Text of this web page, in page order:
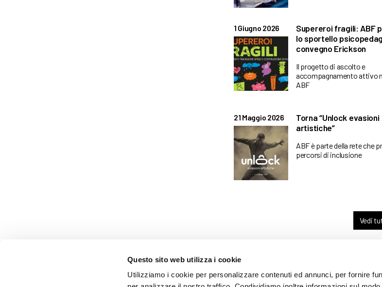
Questo sito web utilizza i cookie
Utilizziamo i cookie per personalizzare contenuti ed annunci, per fornire
1 Giugno 2026
Supereroi fragili: ABF
lo sportello
convegno Erickson
Il progetto di ascolto e
accompagnamento attivo
ABF
21 Maggio 2026
Torna “Unlock evasioni
artistiche”
ABF è parte della rete che
percorsi di inclusione
Vedi